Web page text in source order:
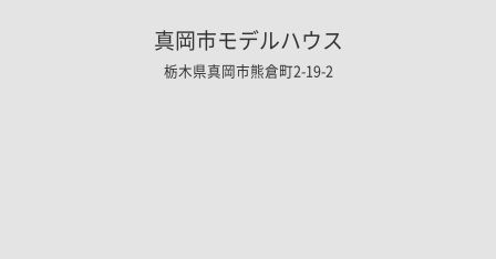
真岡市モデルハウス
栃木県真岡市熊倉町2-19-2